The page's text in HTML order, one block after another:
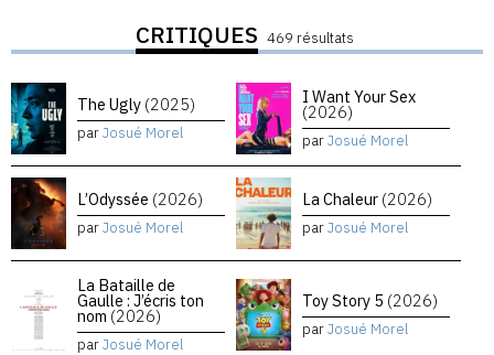
CRITIQUES 469 résultats
The Ugly (2025)
parJosué Morel
I Want Your Sex
(2026)
parJosué Morel
L’Odyssée (2026)
parJosué Morel
La Chaleur (2026)
parJosué Morel
La Bataille de
Gaulle : J’écris ton
nom (2026)
parJosué Morel
Toy Story 5 (2026)
parJosué Morel